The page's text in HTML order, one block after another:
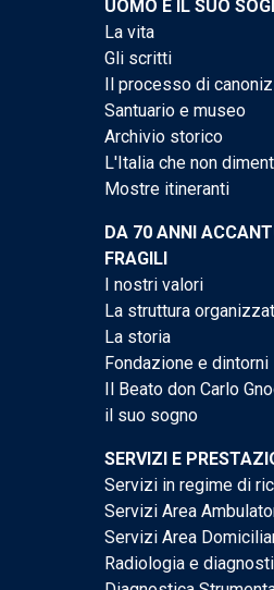
UOMO E IL SUO
La vita
Gli scritti
Il processo di
Santuario e museo
Archivio storico
L'Italia che non
Mostre itineranti
DA 70 ANNI
FRAGILI
I nostri valori
La struttura
La storia
Fondazione e dintorni
Il Beato don Carlo
il suo sogno
SERVIZI E
Servizi in regime di
Servizi Area
Servizi Area
Radiologia e